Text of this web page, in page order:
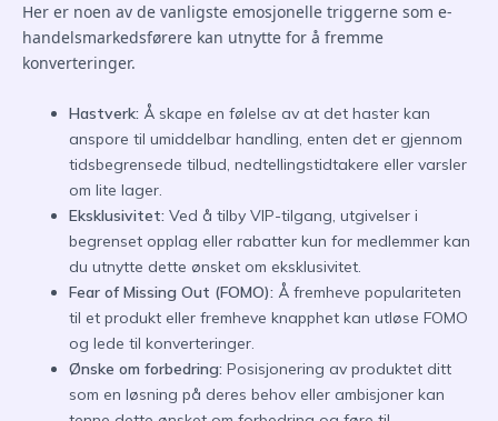
Her er noen av de vanligste emosjonelle triggerne som e-
handelsmarkedsførere kan utnytte for å fremme
konverteringer.
Hastverk: Å skape en følelse av at det haster kan
anspore til umiddelbar handling, enten det er gjennom
tidsbegrensede tilbud, nedtellingstidtakere eller varsler
om lite lager.
Eksklusivitet: Ved å tilby VIP-tilgang, utgivelser i
begrenset opplag eller rabatter kun for medlemmer kan
du utnytte dette ønsket om eksklusivitet.
Fear of Missing Out (FOMO): Å fremheve populariteten
til et produkt eller fremheve knapphet kan utløse FOMO
og lede til konverteringer.
Ønske om forbedring: Posisjonering av produktet ditt
som en løsning på deres behov eller ambisjoner kan